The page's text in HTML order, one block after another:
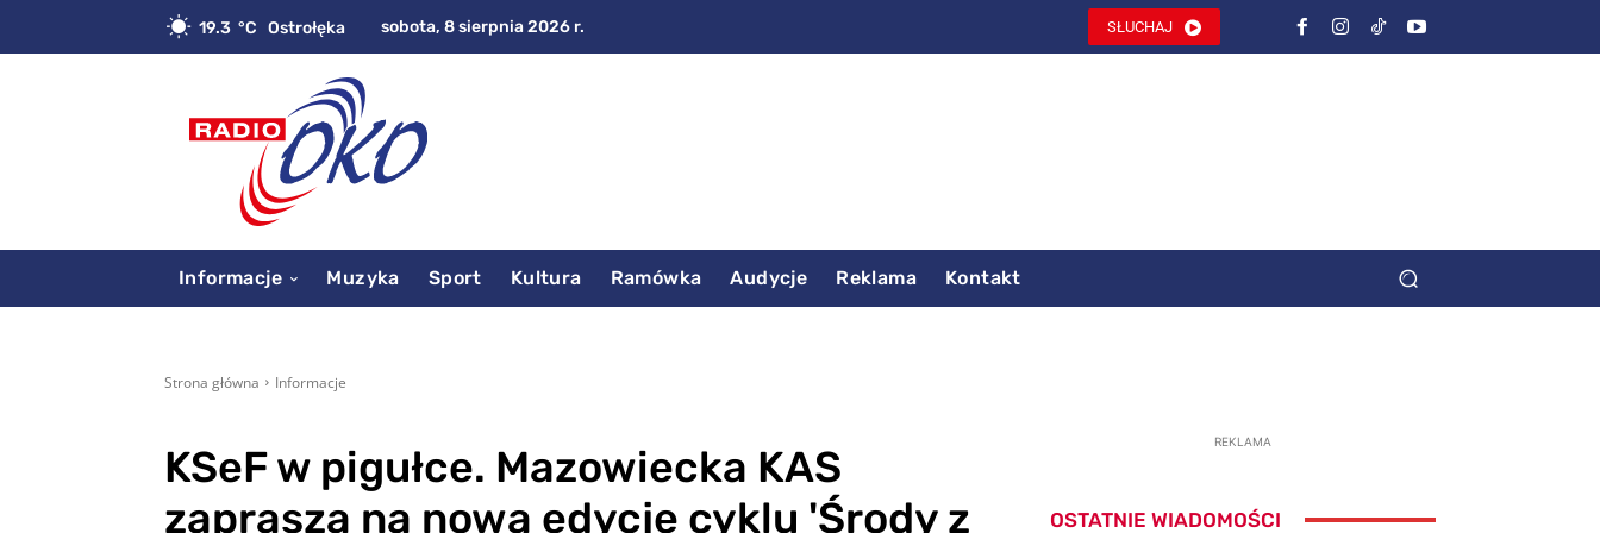
19.3 C Ostrołęka sobota, 8 sierpnia 2026 r. SŁUCHAJ
Informacje Muzyka Sport Kultura Ramówka Audycje Reklama Kontakt
Strona główna Informacje
KSeF w pigułce. Mazowiecka KAS
zaprasza na nową edycję cyklu 'Środy z
REKLAMA
OSTATNIE WIADOMOŚCI